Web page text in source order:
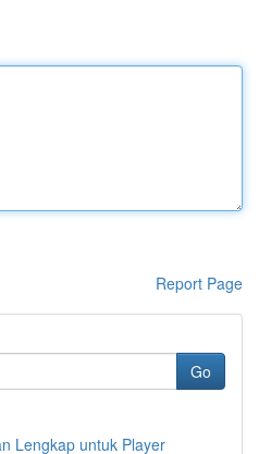
Report Page
Go
Lengkap untuk Player